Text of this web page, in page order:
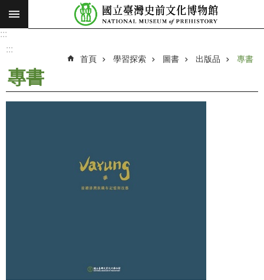
跳到主要內容區塊
搜
願
景
:::
:::
首頁 學習探索 圖書 出版品 專書
專書